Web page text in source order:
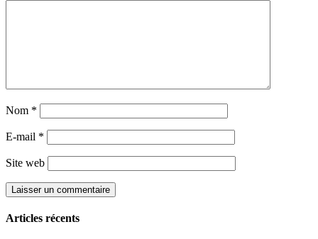
Nom *
E-mail *
Site web
Articles récents